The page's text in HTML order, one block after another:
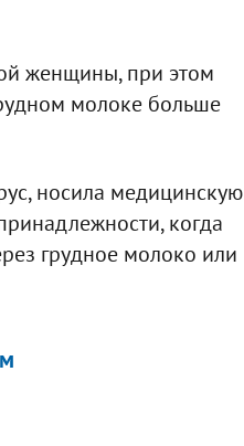
женщины, при этом
молоке больше
носила медицинскую
когда
грудное молоко или